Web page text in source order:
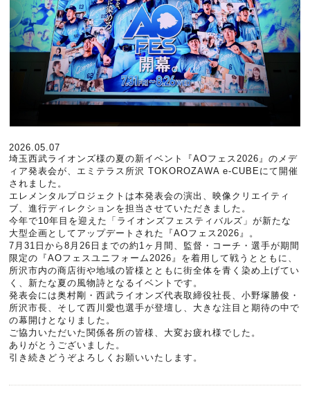
2026.05.07
埼玉西武ライオンズ様の夏の新イベント『AOフェス2026』のメデ
ィア発表会が、エミテラス所沢 TOKOROZAWA e-CUBEにて開催
されました。
エレメンタルプロジェクトは本発表会の演出、映像クリエイティ
ブ、進行ディレクションを担当させていただきました。
今年で10年目を迎えた「ライオンズフェスティバルズ」が新たな
大型企画としてアップデートされた『AOフェス2026』。
7月31日から8月26日までの約1ヶ月間、監督・コーチ・選手が期間
限定の『AOフェスユニフォーム2026』を着用して戦うとともに、
所沢市内の商店街や地域の皆様とともに街全体を青く染め上げてい
く、新たな夏の風物詩となるイベントです。
発表会には奥村剛・西武ライオンズ代表取締役社長、小野塚勝俊・
所沢市長、そして西川愛也選手が登壇し、大きな注目と期待の中で
の幕開けとなりました。
ご協力いただいた関係各所の皆様、大変お疲れ様でした。
ありがとうございました。
引き続きどうぞよろしくお願いいたします。